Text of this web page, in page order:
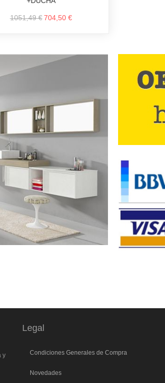
1051,49 € 704,50 €
y
Legal
Condiciones Generales de Compra
Novedades